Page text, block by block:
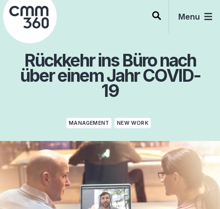
Skip
to
content
Menu
Rückkehr ins Büro nach
über einem Jahr COVID-
19
MANAGEMENT NEW WORK